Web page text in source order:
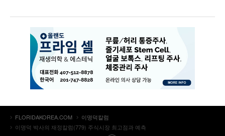
FLORIDAKOREA.COM
이명덕칼럼
이명덕 박사의 재정칼럼(779) 주식시장 최고점과 예측